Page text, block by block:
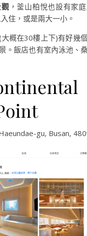
，釜山柏悅也設有家
住，或是兩大一小。
概在30樓上下)有好幾
。飯店也有室內泳池、
gu, Busan,